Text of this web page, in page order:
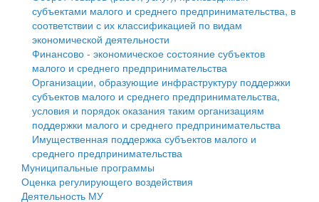
Антимонопольный комплаенс
Противодействие коррупции
Муниципальные программы
Контрольно-счетная палата
Персональные данные
Оценка регулирующего воздействия
Деятельность МУ
Нормативы градостроительного проектирования
Правила землепользования и застройки
субъектами малого и среднего предпринимательства, в
соответствии с их классификацией по видам
экономической деятельности
Финансово - экономическое состояние субъектов
малого и среднего предпринимательства
Организации, образующие инфраструктуру поддержки
субъектов малого и среднего предпринимательства,
условия и порядок оказания таким организациям
поддержки малого и среднего предпринимательства
Имущественная поддержка субъектов малого и
среднего предпринимательства
Муниципальные программы
Оценка регулирующего воздействия
Деятельность МУ